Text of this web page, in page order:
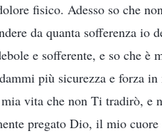
fisico. Adesso so che
da quanta sofferenza io
e sofferente, e so che è
più sicurezza e forza in
vita che non Ti tradirò, e
pregato Dio, il mio cuore